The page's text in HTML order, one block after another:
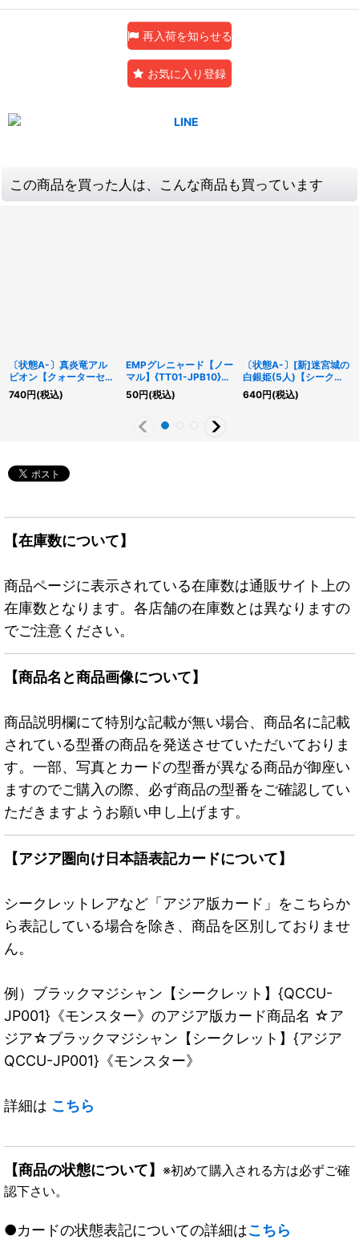
再入荷を知らせる
お気に入り登録
この商品を買った人は、こんな商品も買っています
〔状態A-〕真炎竜アル
ビオン【クォーターセン
チュリーシークレット】
{CF01-JP165}《融合》
740円(税込)
EMPグレニャード【ノー
マル】{TT01-JPB10}
《モンスター》
50円(税込)
〔状態A-〕[新]迷宮城の
白銀姫(5人)【シークレ
ット】{QCAC-JP011}
《モンスター》
640円(税込)
【在庫数について】
商品ページに表示されている在庫数は通販サイト上の
在庫数となります。各店舗の在庫数とは異なりますの
でご注意ください。
【商品名と商品画像について】
商品説明欄にて特別な記載が無い場合、商品名に記載
されている型番の商品を発送させていただいておりま
す。一部、写真とカードの型番が異なる商品が御座い
ますのでご購入の際、必ず商品の型番をご確認してい
ただきますようお願い申し上げます。
【アジア圏向け日本語表記カードについて】
シークレットレアなど「アジア版カード」をこちらか
ら表記している場合を除き、商品を区別しておりませ
ん。
例）ブラックマジシャン【シークレット】{QCCU-
JP001}《モンスター》のアジア版カード商品名 ☆ア
ジア☆ブラックマジシャン【シークレット】{アジア
QCCU-JP001}《モンスター》
詳細は こちら
【商品の状態について】 ※初めて購入される方は必ずご確
認下さい。
●カードの状態表記についての詳細はこちら